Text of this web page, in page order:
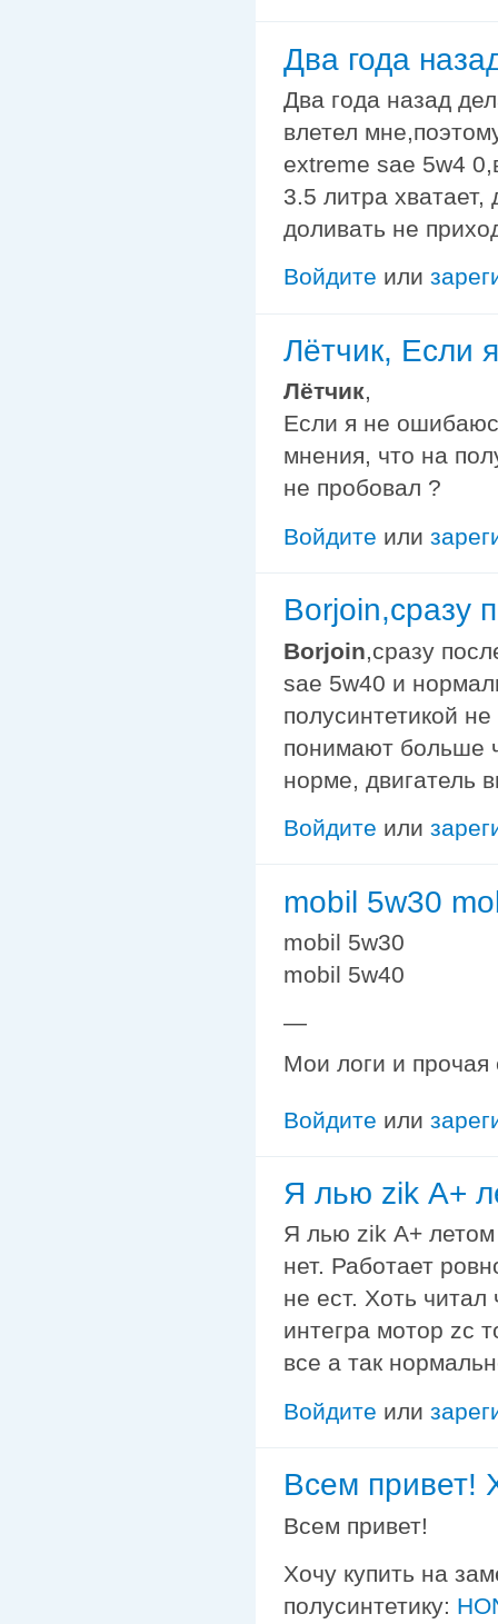
Два года
Два года назад
влетел
extreme sae 5w4
3.5 литра
доливать не
Войдите или
Лётчик, Если
Лётчик,
Если я не
мнения, что на
не пробовал ?
Войдите или
Borjoin,сразу
Borjoin ,сразу
sae 5w40 и
полусинтетикой
понимают больше
норме, двигатель
Войдите или
mobil 5w30
mobil 5w30
mobil 5w40
—
Мои логи и
Войдите или
Я лью zik А+
Я лью zik А+ летом
нет. Работает
не ест. Хоть
интегра мотор zc
все а так
Войдите или
Всем привет!
Всем привет!
Хочу купить на
полусинтетику: